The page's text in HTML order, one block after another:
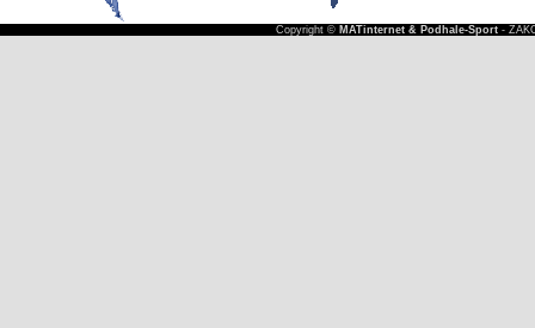
Copyright © MATinternet & Podhale-Sport-